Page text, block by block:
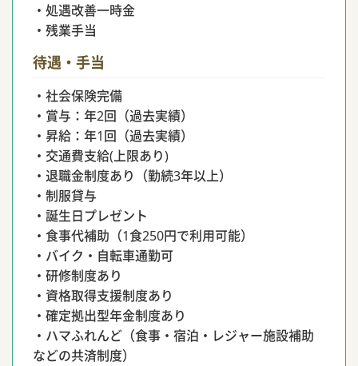
・処遇改善一時金
・残業手当
待遇・手当
・社会保険完備
・賞与：年2回（過去実績）
・昇給：年1回（過去実績）
・交通費支給(上限あり)
・退職金制度あり（勤続3年以上）
・制服貸与
・誕生日プレゼント
・食事代補助（1食250円で利用可能）
・バイク・自転車通勤可
・研修制度あり
・資格取得支援制度あり
・確定拠出型年金制度あり
・ハマふれんど（食事・宿泊・レジャー施設補助
などの共済制度）